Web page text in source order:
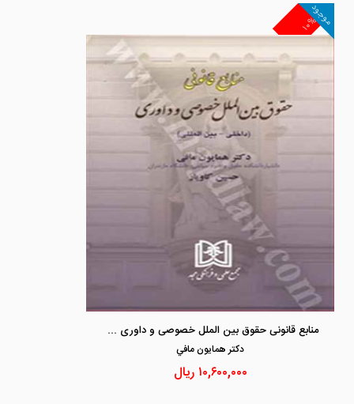
۱۰%
موجود
منابع قانونی حقوق بین الملل خصوصی و داوری «داخلی - بین المللی» (ویراست دوم 1403)
دكتر همايون مافي
۱۰,۶۰۰,۰۰۰ ریال